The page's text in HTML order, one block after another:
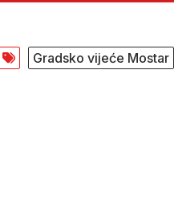
Gradsko vijeće Mostar